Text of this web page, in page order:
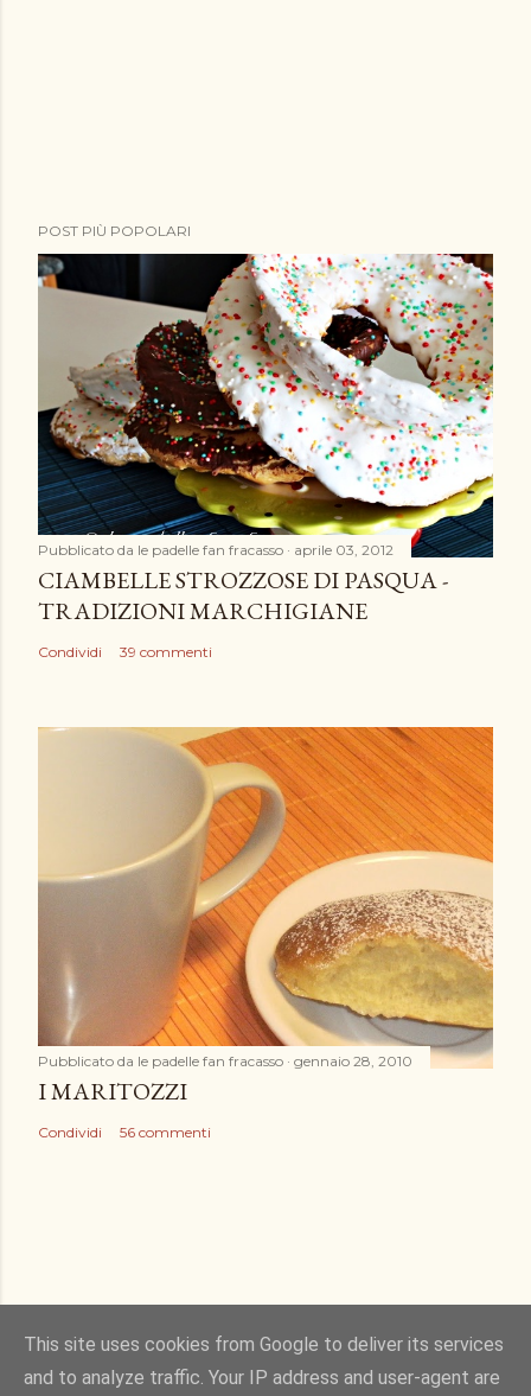
POST PIÙ POPOLARI
Pubblicato da le padelle fan fracasso aprile 03, 2012
CIAMBELLE STROZZOSE DI PASQUA -
TRADIZIONI MARCHIGIANE
Condividi 39 commenti
Pubblicato da le padelle fan fracasso gennaio 28, 2010
I MARITOZZI
Condividi 56 commenti
This site uses cookies from Google to deliver its services
and to analyze traffic. Your IP address and user-agent are